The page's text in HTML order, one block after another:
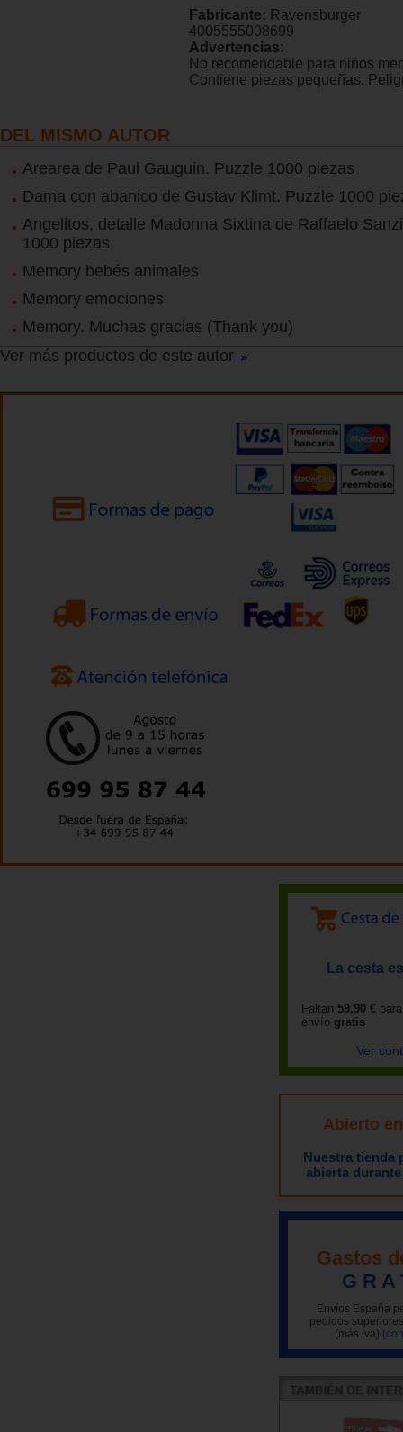
Fabricante: Ravensburger
4005555008699
Advertencias:
No recomendable para niños
Contiene piezas pequeñas.
DEL MISMO AUTOR
Arearea de Paul Gauguin. Puzzle 1000 piezas
Dama con abanico de Gustav Klimt. Puzzle 1000
Angelitos, detalle Madonna Sixtina de Raffaelo
1000 piezas
Memory bebés animales
Memory emociones
Memory. Muchas gracias (Thank you)
Ver más productos de este autor
La cesta
Faltan 59,90 €
envío gratis
Ver
Abierto
Nuestra tienda
abierta
Gastos
G R A
Envíos España
pedidos
(más iva)